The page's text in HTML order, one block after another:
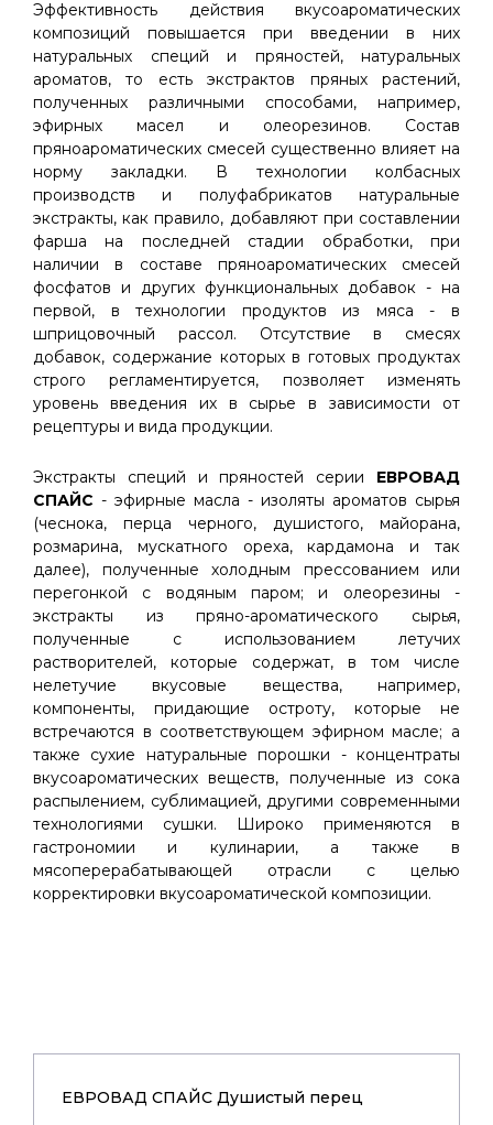
Эффективность действия вкусоароматических
композиций повышается при введении в них
натуральных специй и пряностей, натуральных
ароматов, то есть экстрактов пряных растений,
полученных различными способами, например,
эфирных масел и олеорезинов. Состав
пряноароматических смесей существенно влияет на
норму закладки. В технологии колбасных
производств и полуфабрикатов натуральные
экстракты, как правило, добавляют при составлении
фарша на последней стадии обработки, при
наличии в составе пряноароматических смесей
фосфатов и других функциональных добавок - на
первой, в технологии продуктов из мяса - в
шприцовочный рассол. Отсутствие в смесях
добавок, содержание которых в готовых продуктах
строго регламентируется, позволяет изменять
уровень введения их в сырье в зависимости от
рецептуры и вида продукции.
Экстракты специй и пряностей серии ЕВРОВАД
СПАЙС - эфирные масла - изоляты ароматов сырья
(чеснока, перца черного, душистого, майорана,
розмарина, мускатного ореха, кардамона и так
далее), полученные холодным прессованием или
перегонкой с водяным паром; и олеорезины -
экстракты из пряно-ароматического сырья,
полученные с использованием летучих
растворителей, которые содержат, в том числе
нелетучие вкусовые вещества, например,
компоненты, придающие остроту, которые не
встречаются в соответствующем эфирном масле; а
также сухие натуральные порошки - концентраты
вкусоароматических веществ, полученные из сока
распылением, сублимацией, другими современными
технологиями сушки. Широко применяются в
гастрономии и кулинарии, а также в
мясоперерабатывающей отрасли с целью
корректировки вкусоароматической композиции.
ЕВРОВАД СПАЙС Душистый перец